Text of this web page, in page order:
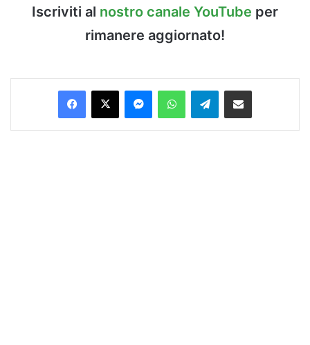
Iscriviti al nostro canale YouTube per
rimanere aggiornato!
Facebook
X MessengerWhatsAppTelegramCondividi via Email